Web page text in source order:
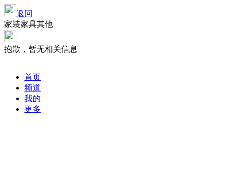
返回
家装家具其他
抱歉，暂无相关信息
首页
频道
我的
更多